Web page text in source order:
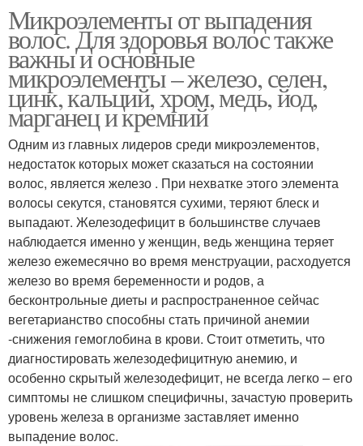
Микроэлементы от выпадения
волос. Для здоровья волос также
важны и основные
микроэлементы – железо, селен,
цинк, кальций, хром, медь, йод,
марганец и кремний
Одним из главных лидеров среди микроэлементов,
недостаток которых может сказаться на состоянии
волос, является железо . При нехватке этого элемента
волосы секутся, становятся сухими, теряют блеск и
выпадают. Железодефицит в большинстве случаев
наблюдается именно у женщин, ведь женщина теряет
железо ежемесячно во время менструации, расходуется
железо во время беременности и родов, а
бесконтрольные диеты и распространенное сейчас
вегетарианство способны стать причиной анемии
-снижения гемоглобина в крови. Стоит отметить, что
диагностировать железодефицитную анемию, и
особенно скрытый железодефицит, не всегда легко – его
симптомы не слишком специфичны, зачастую проверить
уровень железа в организме заставляет именно
выпадение волос.